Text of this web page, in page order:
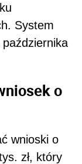
System
o
wnioski o
zł, który